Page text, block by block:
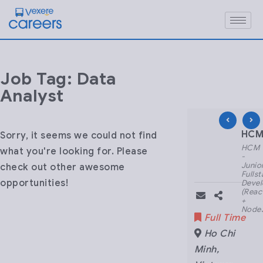
Job Tag: Data
Analyst
Sorry, it seems we could not find
what you're looking for. Please
check out other awesome
opportunities!
HCM – Nhân viên
HCM
-
Junior
+
Full Time
Ho Chi
Minh,